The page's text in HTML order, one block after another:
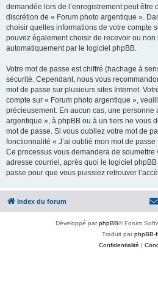
demandée lors de l’enregistrement peut être
discrétion de « Forum photo argentique ».
choisir quelles informations de votre compte
pouvez également choisir de recevoir ou
automatiquement par le logiciel phpBB.
Votre mot de passe est chiffré (hachage à
sécurité. Cependant, nous vous
mot de passe sur plusieurs sites Internet.
compte sur « Forum photo argentique »,
précieusement. En aucun cas, une personne
argentique », à phpBB ou à un tiers ne vous
mot de passe. Si vous oubliez votre mot de
fonctionnalité « J’ai oublié mon mot de
Ce processus vous demandera de soumettre
adresse courriel, après quoi le logiciel
passe pour que vous puissiez retrouver
Index du forum
Développé parphpBB® Forum
Traduit parphpBB-
Confidentialité |